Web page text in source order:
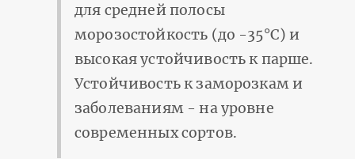
для средней полосы
морозостойкость (до -35°С) и
высокая устойчивость к парше.
Устойчивость к заморозкам и
заболеваниям - на уровне
современных сортов.